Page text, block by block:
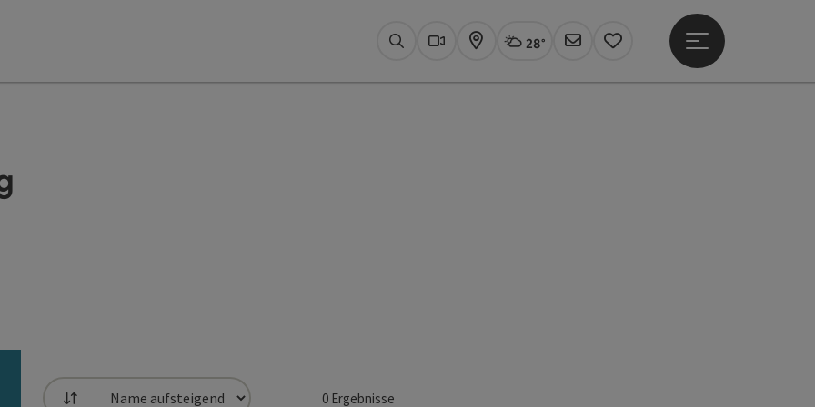
SuchenWebcams
KarteAktuelles Wetter Linz, wolkig
28°
Newsletter
Merkzettel
Hauptmenü öffnen
0Ergebnisse